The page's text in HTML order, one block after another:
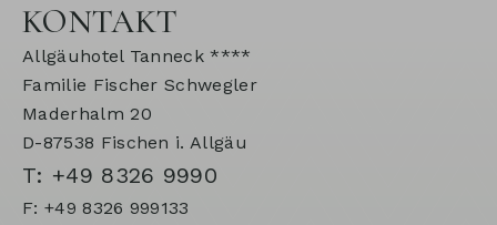
KONTAKT
Allgäuhotel Tanneck ****
Familie Fischer Schwegler
Maderhalm 20
D-87538 Fischen i. Allgäu
T: +49 8326 9990
F: +49 8326 999133